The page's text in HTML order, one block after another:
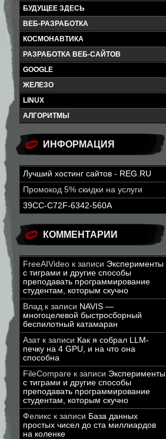
БУДУЩЕЕ ЗДЕСЬ
ВЕБ-РАЗРАБОТКА
КОСМОНАВТИКА
РАЗРАБОТКА ВЕБ-САЙТОВ
GOOGLE
ЖЕЛЕЗО
LINUX
АЛГОРИТМЫ
ИНФОРМАЦИЯ
Лучший хостинг сайтов - REG.RU
Промокод 5% скидки на услуги
39CC-C72F-6342-560A
КОММЕНТАРИИ
FreeAIVideo к записи Эксперименты
с тиграми и другие способы
преподавать программирование
студентам, которым скучно
Влад к записи NAVIS —
многоцелевой быстросборный
беспилотный катамаран
Азатк записи Как я собрал LLM-
печку на 4 GPU, и на что она
способна
FileCompare к записи Эксперименты
с тиграми и другие способы
преподавать программирование
студентам, которым скучно
Феликс к записи База данных
простых чисел до ста миллиардов
на коленке